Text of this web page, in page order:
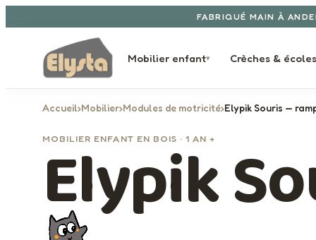
FABRIQUÉ MAIN À
Mobilier enfant▾ Crèches &
Accueil›Mobilier›Modules de motricité›Elypik Souris —
MOBILIER ENFANT EN BOIS · 1 AN +
Elypik